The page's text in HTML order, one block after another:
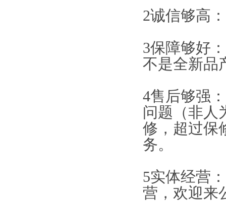
2诚信够高
3保障够好
不是全新品
4售后够强
问题（非人
修，超过保
务。
5实体经营
营，欢迎来